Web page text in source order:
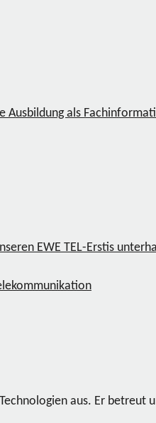
als
EWE TEL-Erstis
aus. Er betreut